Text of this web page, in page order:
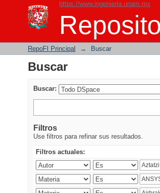
https://www.ingenieria.unam.mx
Buscar
RepoFI Principal → Buscar
Buscar
Buscar:
Filtros
Use filtros para refinar sus resultados.
Filtros actuales: